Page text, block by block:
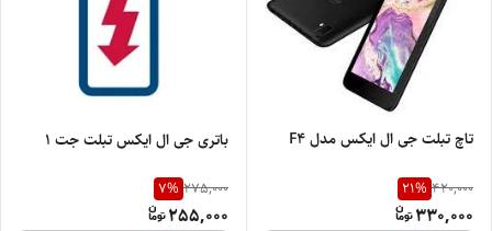
تاچ تبلت جی ال ایکس مدل F4
420,000
21%
330,000
باتری جی ال ایکس تبلت جت ۱
275,000
7%
255,000